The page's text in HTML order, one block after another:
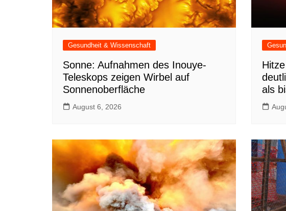
Gesundheit & Wissenschaft
Sonne: Aufnahmen des Inouye-
Teleskops zeigen Wirbel auf
Sonnenoberfläche
August 6, 2026
als